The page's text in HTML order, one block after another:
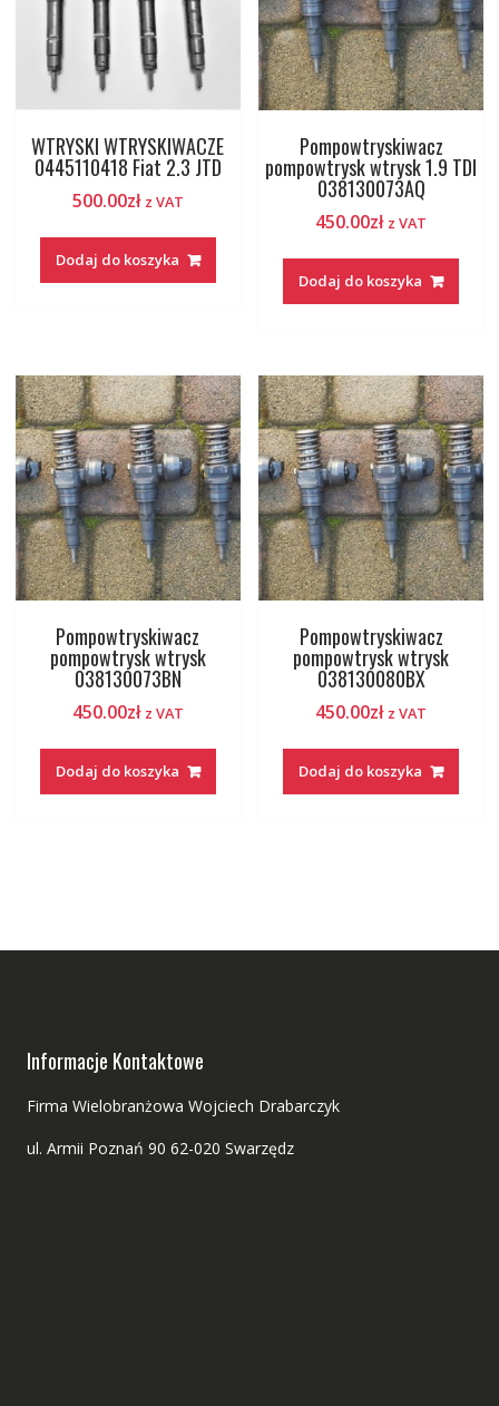
WTRYSKI WTRYSKIWACZE
0445110418 Fiat 2.3 JTD
500.00zł z VAT
Dodaj do koszyka
Pompowtryskiwacz
pompowtrysk wtrysk 1.9 TDI
038130073AQ
450.00zł z VAT
Dodaj do koszyka
Pompowtryskiwacz
pompowtrysk wtrysk
038130073BN
450.00zł z VAT
Dodaj do koszyka
Pompowtryskiwacz
pompowtrysk wtrysk
038130080BX
450.00zł z VAT
Dodaj do koszyka
Informacje Kontaktowe
Firma Wielobranżowa Wojciech Drabarczyk
ul. Armii Poznań 90 62-020 Swarzędz